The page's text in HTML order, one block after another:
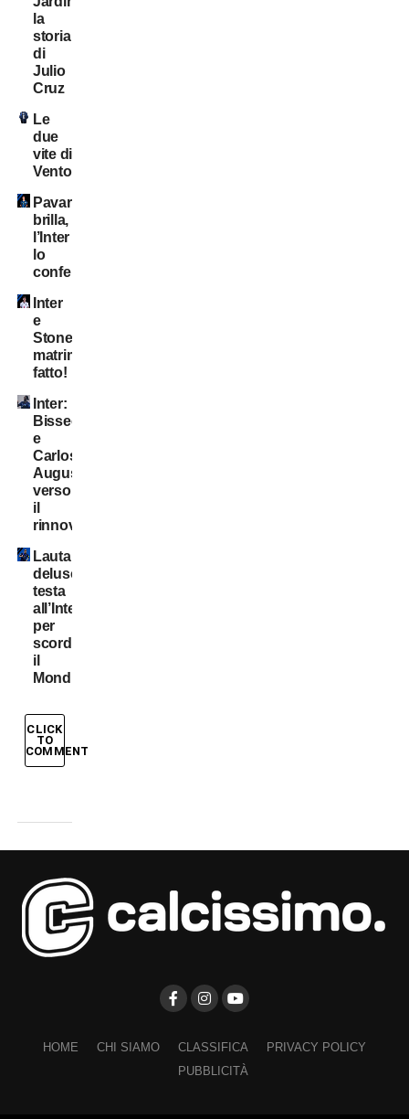
la
storia
di
Julio
Cruz
Le
due
vite di
Ventola
Pavard
brilla,
l’Inter
lo
conferma?
Inter
e
Stones:
matrimonio
fatto!
Inter:
Bisseck
e
Carlos
Augusto
verso
il
rinnovo
Lautaro
deluso:
testa
all’Inter
per
scordare
il
Mondiale
CLICK
TO
COMMENT
HOME CHI SIAMO CLASSIFICA
PRIVACY POLICY
PUBBLICITÀ